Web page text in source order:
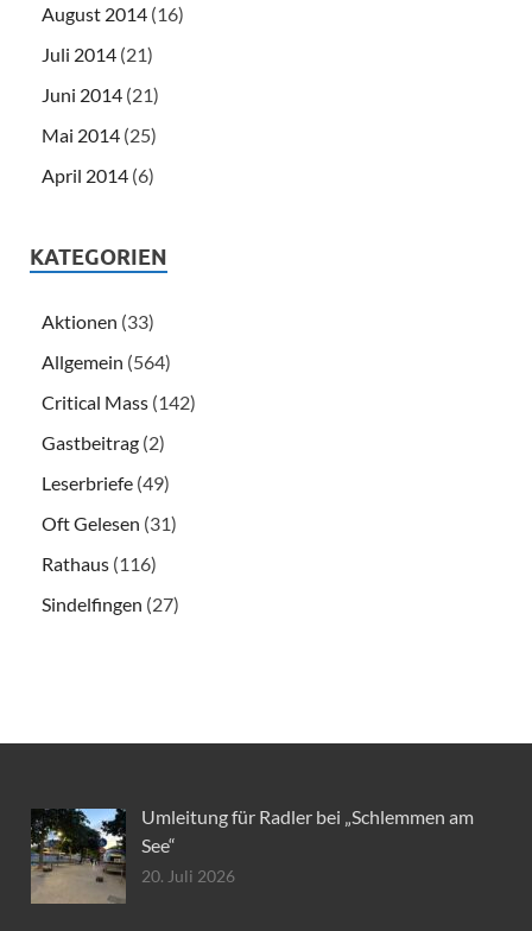
August 2014 (16)
Juli 2014 (21)
Juni 2014 (21)
Mai 2014 (25)
April 2014 (6)
KATEGORIEN
Aktionen (33)
Allgemein (564)
Critical Mass (142)
Gastbeitrag (2)
Leserbriefe (49)
Oft Gelesen (31)
Rathaus (116)
Sindelfingen (27)
Umleitung für Radler bei „Schlemmen am
See“
20. Juli 2026